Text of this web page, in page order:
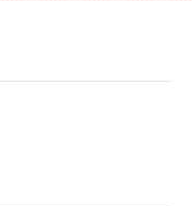
-1.63 -0.02%